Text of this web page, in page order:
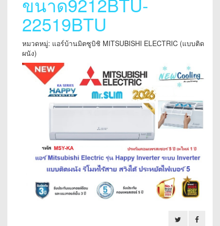
22519BTU
หมวดหมู่: แอร์บ้านมิตซูบิชิ MITSUBISHI ELECTRIC (แบบติด
ผนัง)